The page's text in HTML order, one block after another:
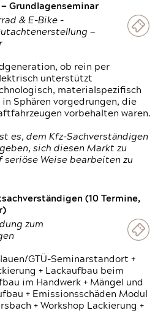
Grundlagenseminar
& E-Bike -
—
ob rein per
unterstützt
materialspezifisch
Sphären vorgedrungen, die
vorbehalten waren.
es, dem Kfz-Sachverständigen
sich diesen Markt zu
seriöse Weise bearbeiten zu
(10 Termine,
zum
GTÜ-Seminarstandort +
+ Lackaufbau beim
im Handwerk + Mängel und
+ Emissionsschäden Modul
+ Workshop Lackierung +